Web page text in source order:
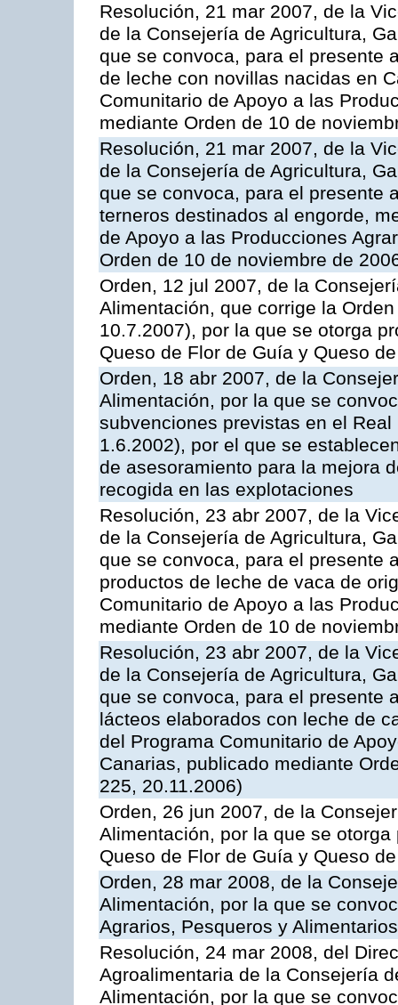
Resolución, 21 mar 2007, de la
de la Consejería de Agricultura,
que se convoca, para el presente
de leche con novillas nacidas en
Comunitario de Apoyo a las
mediante Orden de 10 de
Resolución, 21 mar 2007, de la
de la Consejería de Agricultura,
que se convoca, para el presente
terneros destinados al engorde,
de Apoyo a las Producciones
Orden de 10 de noviembre de
Orden, 12 jul 2007, de la
Alimentación, que corrige la
10.7.2007), por la que se otorga
Queso de Flor de Guía y Queso
Orden, 18 abr 2007, de la
Alimentación, por la que se
subvenciones previstas en el
1.6.2002), por el que se
de asesoramiento para la mejora
recogida en las explotaciones
Resolución, 23 abr 2007, de la
de la Consejería de Agricultura,
que se convoca, para el presente
productos de leche de vaca de
Comunitario de Apoyo a las
mediante Orden de 10 de
Resolución, 23 abr 2007, de la
de la Consejería de Agricultura,
que se convoca, para el presente
lácteos elaborados con leche de
del Programa Comunitario de
Canarias, publicado mediante
225, 20.11.2006)
Orden, 26 jun 2007, de la
Alimentación, por la que se
Queso de Flor de Guía y Queso
Orden, 28 mar 2008, de la
Alimentación, por la que se
Agrarios, Pesqueros y
Resolución, 24 mar 2008, del
Agroalimentaria de la Consejería
Alimentación, por la que se